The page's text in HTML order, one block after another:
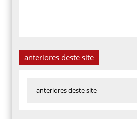
anteriores deste site